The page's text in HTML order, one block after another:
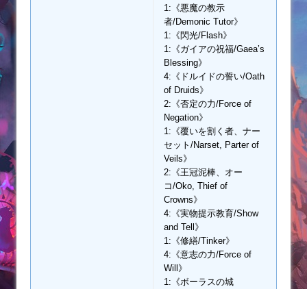
1:《悪魔の教示
者/Demonic Tutor》
1:《閃光/Flash》
1:《ガイアの祝福/Gaea’s
Blessing》
4:《ドルイドの誓い/Oath
of Druids》
2:《否定の力/Force of
Negation》
1:《覆いを割く者、ナー
セット/Narset, Parter of
Veils》
2:《王冠泥棒、オー
コ/Oko, Thief of
Crowns》
4:《実物提示教育/Show
and Tell》
1:《修繕/Tinker》
4:《意志の力/Force of
Will》
1:《ボーラスの城